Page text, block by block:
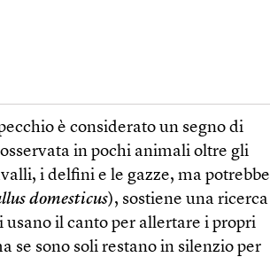
è considerato un segno di
in pochi animali oltre gli
i delfini e le gazze, ma potrebbe
domesticus), sostiene una ricerca
usano il canto per allertare i propri
se sono soli restano in silenzio per